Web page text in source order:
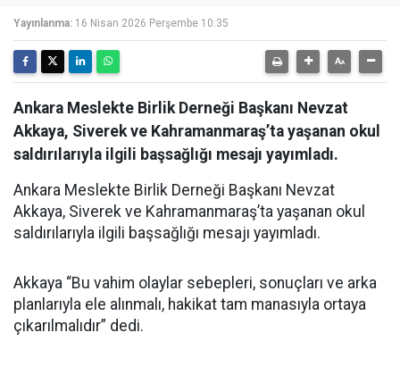
Yayınlanma: 16 Nisan 2026 Perşembe 10:35
Ankara Meslekte Birlik Derneği Başkanı Nevzat
Akkaya, Siverek ve Kahramanmaraş’ta yaşanan okul
saldırılarıyla ilgili başsağlığı mesajı yayımladı.
Ankara Meslekte Birlik Derneği Başkanı Nevzat
Akkaya, Siverek ve Kahramanmaraş’ta yaşanan okul
saldırılarıyla ilgili başsağlığı mesajı yayımladı.
Akkaya “Bu vahim olaylar sebepleri, sonuçları ve arka
planlarıyla ele alınmalı, hakikat tam manasıyla ortaya
çıkarılmalıdır” dedi.